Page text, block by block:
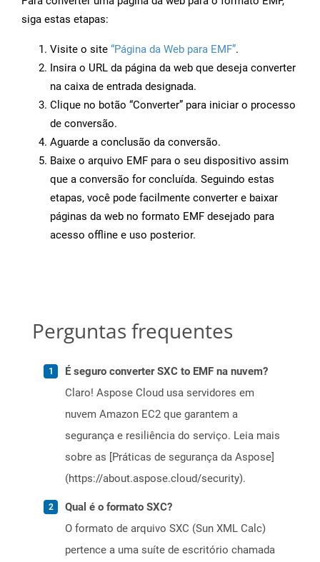
siga estas etapas:
Visite o site “Página da Web para EMF”.
Insira o URL da página da web que deseja converter
na caixa de entrada designada.
Clique no botão “Converter” para iniciar o processo
de conversão.
Aguarde a conclusão da conversão.
Baixe o arquivo EMF para o seu dispositivo assim
que a conversão for concluída. Seguindo estas
etapas, você pode facilmente converter e baixar
páginas da web no formato EMF desejado para
acesso offline e uso posterior.
Perguntas frequentes
É seguro converter SXC to EMF na nuvem?
Claro! Aspose Cloud usa servidores em
nuvem Amazon EC2 que garantem a
segurança e resiliência do serviço. Leia mais
sobre as [Práticas de segurança da Aspose]
(https://about.aspose.cloud/security).
Qual é o formato SXC?
O formato de arquivo SXC (Sun XML Calc)
pertence a uma suíte de escritório chamada